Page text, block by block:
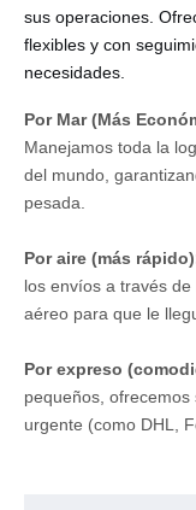
sus operaciones.
flexibles y con
necesidades.
Por Mar (Más
Manejamos toda la
del mundo,
pesada.
Por aire (más
los envíos a través
aéreo para que le
Por expreso
pequeños,
urgente (como DHL,